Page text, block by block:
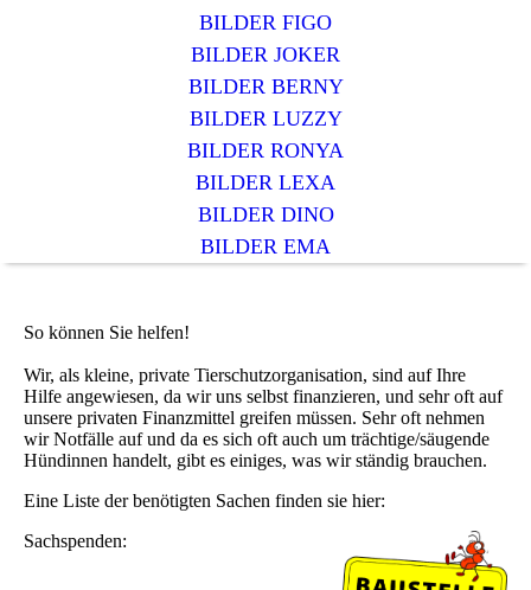
BILDER FIGO
BILDER JOKER
BILDER BERNY
BILDER LUZZY
BILDER RONYA
BILDER LEXA
BILDER DINO
BILDER EMA
So können Sie helfen!
Wir, als kleine, private Tierschutzorganisation, sind auf Ihre
Hilfe angewiesen, da wir uns selbst finanzieren, und sehr oft auf
unsere privaten Finanzmittel greifen müssen. Sehr oft nehmen
wir Notfälle auf und da es sich oft auch um trächtige/säugende
Hündinnen handelt, gibt es einiges, was wir ständig brauchen.
Eine Liste der benötigten Sachen finden sie hier:
Sachspenden: